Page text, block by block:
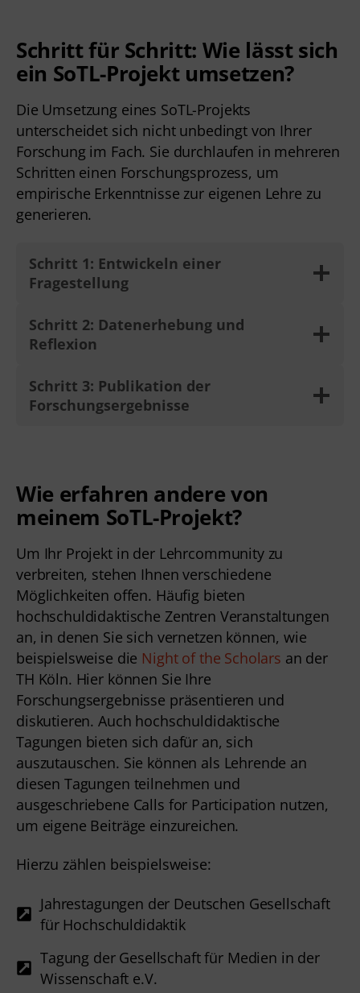
Schritt für Schritt: Wie lässt sich
ein SoTL-Projekt umsetzen?
Die Umsetzung eines SoTL-Projekts
unterscheidet sich nicht unbedingt von Ihrer
Forschung im Fach. Sie durchlaufen in mehreren
Schritten einen Forschungsprozess, um
empirische Erkenntnisse zur eigenen Lehre zu
generieren.
Schritt 1: Entwickeln einer
Fragestellung
Schritt 2: Datenerhebung und
Reflexion
Schritt 3: Publikation der
Forschungsergebnisse
Wie erfahren andere von
meinem SoTL-Projekt?
Um Ihr Projekt in der Lehrcommunity zu
verbreiten, stehen Ihnen verschiedene
Möglichkeiten offen. Häufig bieten
hochschuldidaktische Zentren Veranstaltungen
an, in denen Sie sich vernetzen können, wie
beispielsweise die Night of the Scholars an der
TH Köln. Hier können Sie Ihre
Forschungsergebnisse präsentieren und
diskutieren. Auch hochschuldidaktische
Tagungen bieten sich dafür an, sich
auszutauschen. Sie können als Lehrende an
diesen Tagungen teilnehmen und
ausgeschriebene Calls for Participation nutzen,
um eigene Beiträge einzureichen.
Hierzu zählen beispielsweise:
Jahrestagungen der Deutschen Gesellschaft
für Hochschuldidaktik
Tagung der Gesellschaft für Medien in der
Wissenschaft e.V.